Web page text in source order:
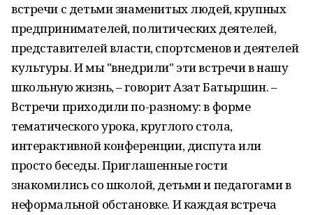
встречи с детьми знаменитых людей, крупных
предпринимателей, политических деятелей,
представителей власти, спортсменов и деятелей
культуры. И мы "внедрили" эти встречи в нашу
школьную жизнь, – говорит Азат Батыршин. –
Встречи приходили по-разному: в форме
тематического урока, круглого стола,
интерактивной конференции, диспута или
просто беседы. Приглашенные гости
знакомились со школой, детьми и педагогами в
неформальной обстановке. И каждая встреча